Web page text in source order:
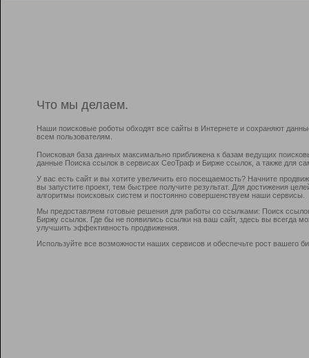
Что мы делаем.
Наши поисковые роботы обходят все сайты в Интернете и сохраняют
всем пользователям.
Поисковая база данных максимально приближена к базам ведущих
данные Поиска ссылок в сервисах СеоТраф и Бирже ссылок, а также для
У вас есть сайт и вы хотите увеличить его посещаемость? Начните
вы запустите проект, тем быстрее получите результат. Для достижения
алгоритмы поисковых систем и постоянно совершенствуем наши сервисы.
Мы предоставляем готовые решения для работы со ссылками: Поиск
Биржу ссылок. Где бы не появились ссылки на ваш сайт, здесь вы всегда
улучшить эффективность продвижения.
Используйте все возможности наших сервисов и обеспечьте рост вашего